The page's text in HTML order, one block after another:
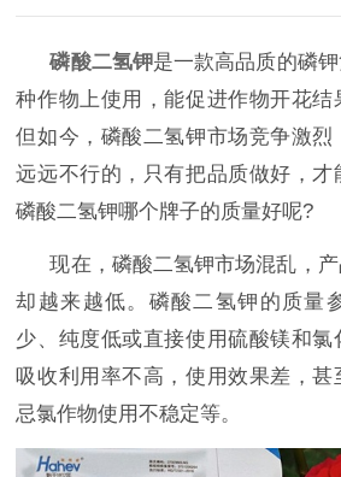
磷酸二氢钾是一款高品质的磷
种作物上使用，能促进作物开花结
但如今，磷酸二氢钾市场竞争激
远远不行的，只有把品质做好，才
磷酸二氢钾哪个牌子的质量好呢?
现在，磷酸二氢钾市场混乱，
却越来越低。磷酸二氢钾的质量
少、纯度低或直接使用硫酸镁和
吸收利用率不高，使用效果差，
忌氯作物使用不稳定等。